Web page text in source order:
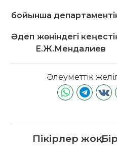
бойынша
Әдеп жөніндегі
Е.Ж.Мендалиев
Әлеуметтік
Пікірлер жоқ.